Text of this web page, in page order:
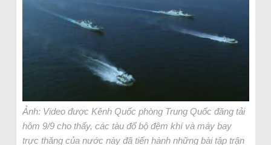
Ảnh: Video được Kênh Quốc phòng Trung Quốc đăng tải
hôm 9/9 cho thấy, các tàu đổ bộ đệm khí và máy bay
trực thăng của nước này đã tiến hành những bài tập trận